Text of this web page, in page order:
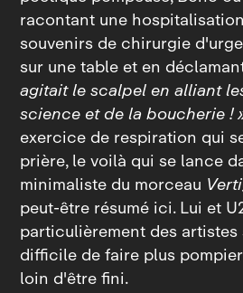
racontant une
souvenirs de chirurgie
sur une table et en
agitait le scalpel en alliant
science et de la boucherie !
exercice de respiration qui
prière, le voilà qui se lance
minimaliste du morceau
peut‑être résumé ici. Lui et
particulièrement des artistes
difficile de faire plus
loin d'être fini.